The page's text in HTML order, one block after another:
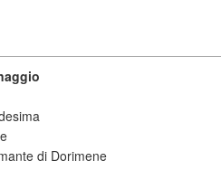
di Dorimene